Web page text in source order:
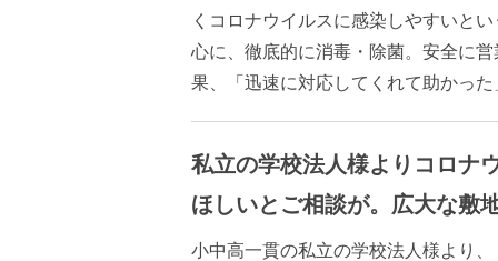
くコロナウイルスに感染しやすいと
心に、徹底的に消毒・除菌。安全に
果、「迅速に対応してくれて助かっ
私立の学校法人様よりコロナ
ほしいとご相談が。広大な敷
小中高一貫の私立の学校法人様より